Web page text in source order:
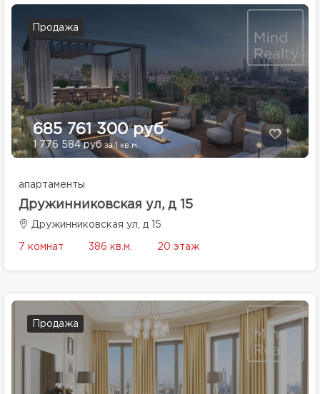
Продажа
685 761 300 руб
1 776 584 руб за 1 кв.м.
апартаменты
Дружинниковская ул, д 15
Дружинниковская ул, д 15
7 комнат 386 кв.м. 20 этаж
Продажа